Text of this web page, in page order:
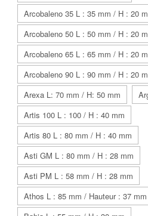
Arcobaleno 35 L : 35 mm / H : 20
Arcobaleno 50 L : 50 mm / H : 20
Arcobaleno 65 L : 65 mm / H : 20
Arcobaleno 90 L : 90 mm / H : 20
Arexa L: 70 mm / H: 50 mm
Artis 100 L : 100 / H : 40 mm
Artis 80 L : 80 mm / H : 40 mm
Asti GM L : 80 mm / H : 28 mm
Asti PM L : 58 mm / H : 28 mm
Athos L : 85 mm / Hauteur : 37 mm